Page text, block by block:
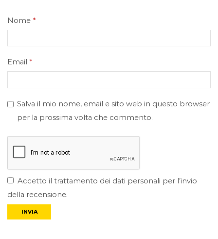
Nome *
Email *
Salva il mio nome, email e sito web in questo browser
per la prossima volta che commento.
Accetto il trattamento dei dati personali per l’invio
della recensione.